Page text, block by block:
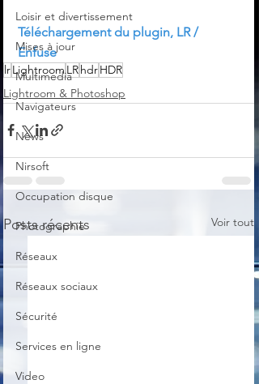
Loisir et divertissement
Mises à jour
Multimedia
Navigateurs
News
Nirsoft
Occupation disque
Photographie
Réseaux
Réseaux sociaux
Sécurité
Services en ligne
Video
Téléchargement du plugin, LR /
Enfuse
lrLightroom LRhdrHDR
Lightroom & Photoshop
Posts récents Voir tout